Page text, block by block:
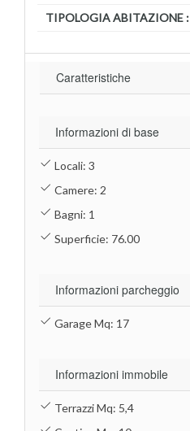
TIPOLOGIA ABITAZIONE :
Caratteristiche
Informazioni di base
Locali: 3
Camere: 2
Bagni: 1
Superficie: 76.00
Informazioni parcheggio
Garage Mq: 17
Informazioni immobile
Terrazzi Mq: 5,4